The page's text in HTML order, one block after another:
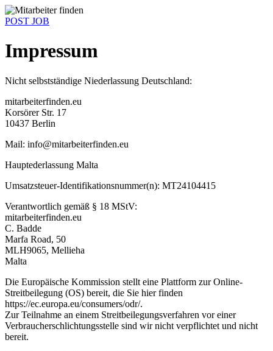
POST JOB
Impressum
Nicht selbstständige Niederlassung Deutschland:
mitarbeiterfinden.eu
Korsörer Str. 17
10437 Berlin
Mail: info@mitarbeiterfinden.eu
Hauptederlassung Malta
Umsatzsteuer-Identifikationsnummer(n): MT24104415
Verantwortlich gemäß § 18 MStV:
mitarbeiterfinden.eu
C. Badde
Marfa Road, 50
MLH9065, Mellieha
Malta
Die Europäische Kommission stellt eine Plattform zur Online-
Streitbeilegung (OS) bereit, die Sie hier finden
https://ec.europa.eu/consumers/odr/.
Zur Teilnahme an einem Streitbeilegungsverfahren vor einer
Verbraucherschlichtungsstelle sind wir nicht verpflichtet und nicht
bereit.